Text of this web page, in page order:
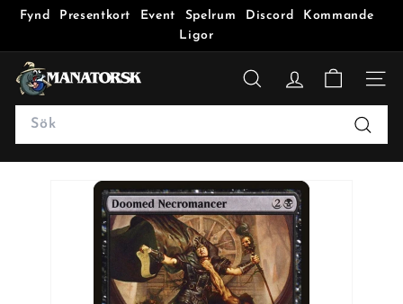
Fynd Presentkort Event Spelrum Discord
Kommande
Ligor
M
a
a
t
SÖK
Search
Sök